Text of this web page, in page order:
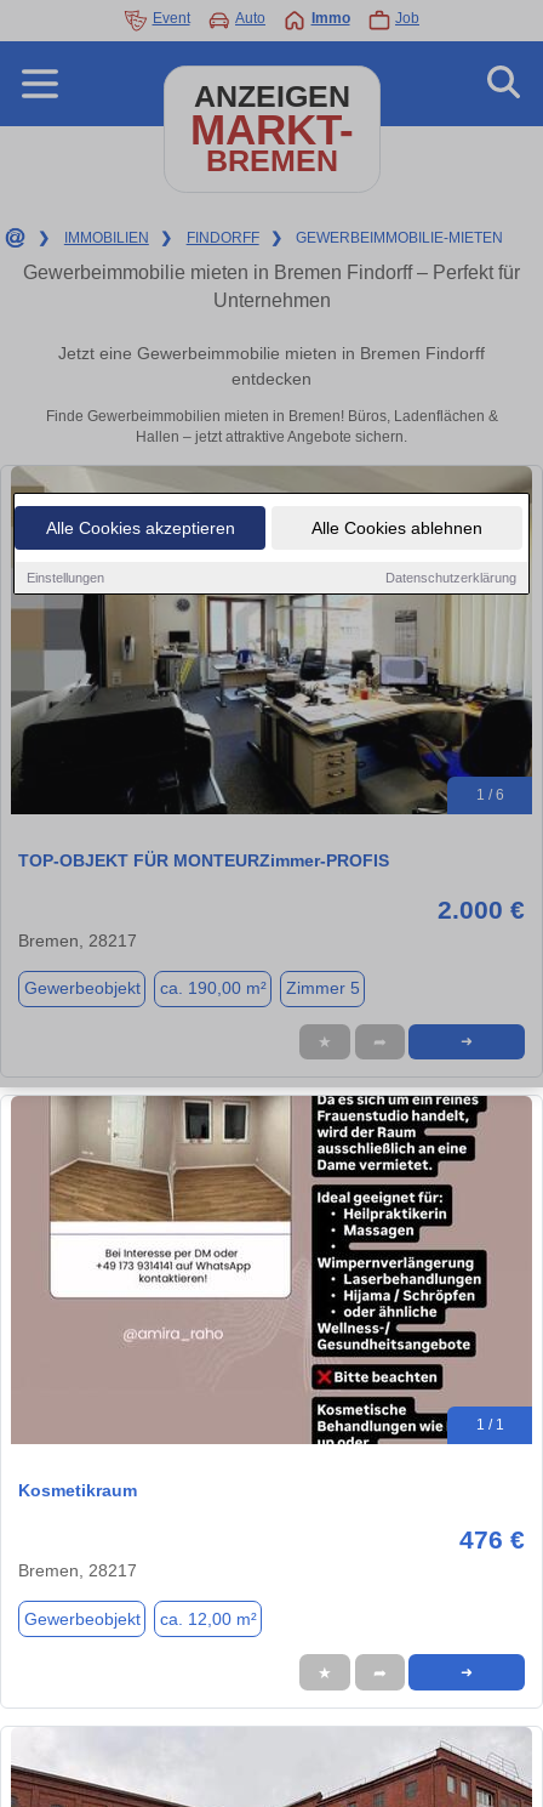
Alle Cookies akzeptieren Alle Cookies ablehnen
Einstellungen Datenschutzerklärung
Event Auto Immo Job
ANZEIGEN
MARKT-
BREMEN
❯ IMMOBILIEN ❯ FINDORFF ❯ GEWERBEIMMOBILIE-MIETEN
Gewerbeimmobilie mieten in Bremen Findorff – Perfekt für
Unternehmen
Jetzt eine Gewerbeimmobilie mieten in Bremen Findorff
entdecken
Finde Gewerbeimmobilien mieten in Bremen! Büros, Ladenflächen &
Hallen – jetzt attraktive Angebote sichern.
1 / 6
TOP-OBJEKT FÜR MONTEURZimmer-PROFIS
2.000 €
Bremen, 28217
Gewerbeobjekt ca. 190,00 m² Zimmer 5
★ ➦ ➜
1 / 1
Kosmetikraum
476 €
Bremen, 28217
Gewerbeobjekt ca. 12,00 m²
★ ➦ ➜